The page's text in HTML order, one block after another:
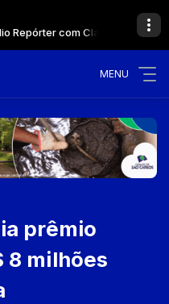
com Claudio Roberto
MENU
prêmio
8 milhões